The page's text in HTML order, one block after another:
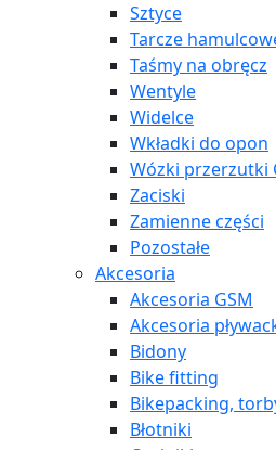
Sztyce
Tarcze
Taśmy na obręcz
Wentyle
Widelce
Wkładki do opon
Wózki przerzutki
Zaciski
Zamienne części
Pozostałe
Akcesoria
Akcesoria GSM
Akcesoria
Bidony
Bike fitting
Bikepacking,
Błotniki